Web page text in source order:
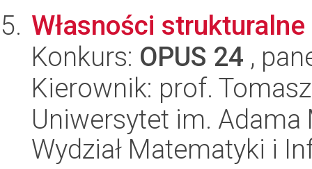
Własności
Konkurs: OPUS 24 ,
Kierownik: prof.
Uniwersytet im.
Wydział Matematyki i